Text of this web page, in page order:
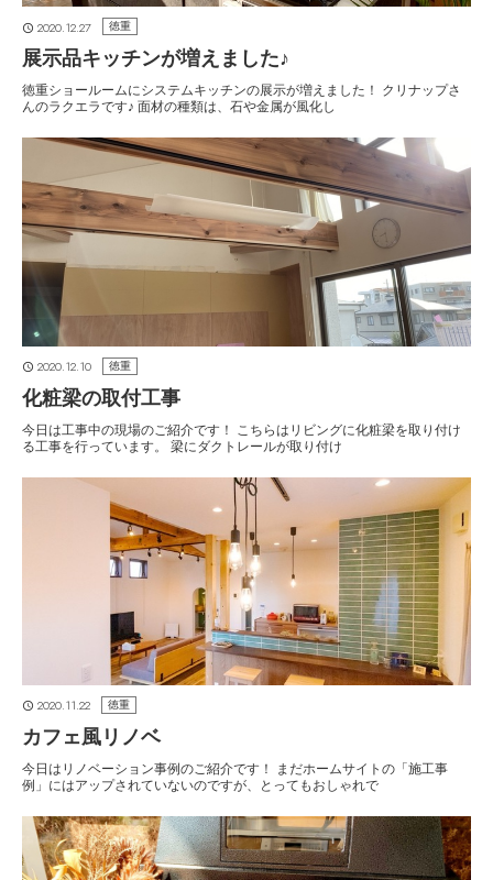
2020.12.27 徳重
展示品キッチンが増えました♪
徳重ショールームにシステムキッチンの展示が増えました！ クリナップさ
んのラクエラです♪ 面材の種類は、石や金属が風化し
2020.12.10 徳重
化粧梁の取付工事
今日は工事中の現場のご紹介です！ こちらはリビングに化粧梁を取り付け
る工事を行っています。 梁にダクトレールが取り付け
2020.11.22 徳重
カフェ風リノベ
今日はリノベーション事例のご紹介です！ まだホームサイトの「施工事
例」にはアップされていないのですが、とってもおしゃれで